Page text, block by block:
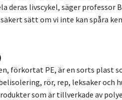
deras livscykel, säger professor
sätt om vi inte kan spåra
förkortat PE, är en sorts plast
rör, rep, leksaker och
som är tillverkade av